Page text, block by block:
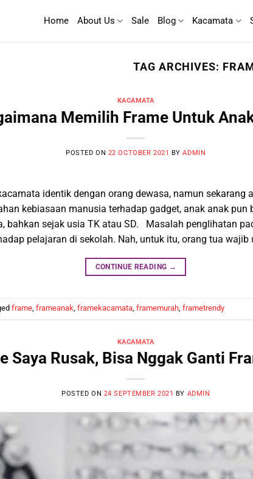
Home About Us Sale Blog Kacamata
TAG ARCHIVES:
KACAMATA
Memilih Frame Untuk
POSTED ON 22 OCTOBER 2021 BYADMIN
identik dengan orang dewasa, namun sekarang
kebiasaan manusia terhadap gadget, anak anak pun
bahkan sejak usia TK atau SD. Masalah penglihatan
pelajaran di sekolah. Nah, untuk itu, orang tua wajib
CONTINUE READING →
frame, frameanak, framekacamata, framemurah, frametrendy
KACAMATA
Saya Rusak, Bisa Nggak Ganti
POSTED ON 24 SEPTEMBER 2021 BY ADMIN